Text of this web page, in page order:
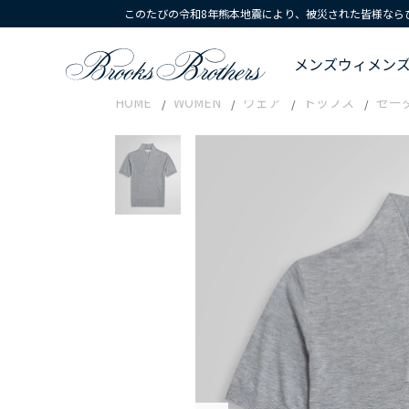
このたびの令和8年熊本地震により、被災された皆様な
メンズウィメン
HOME WOMEN ウェア トップス セー